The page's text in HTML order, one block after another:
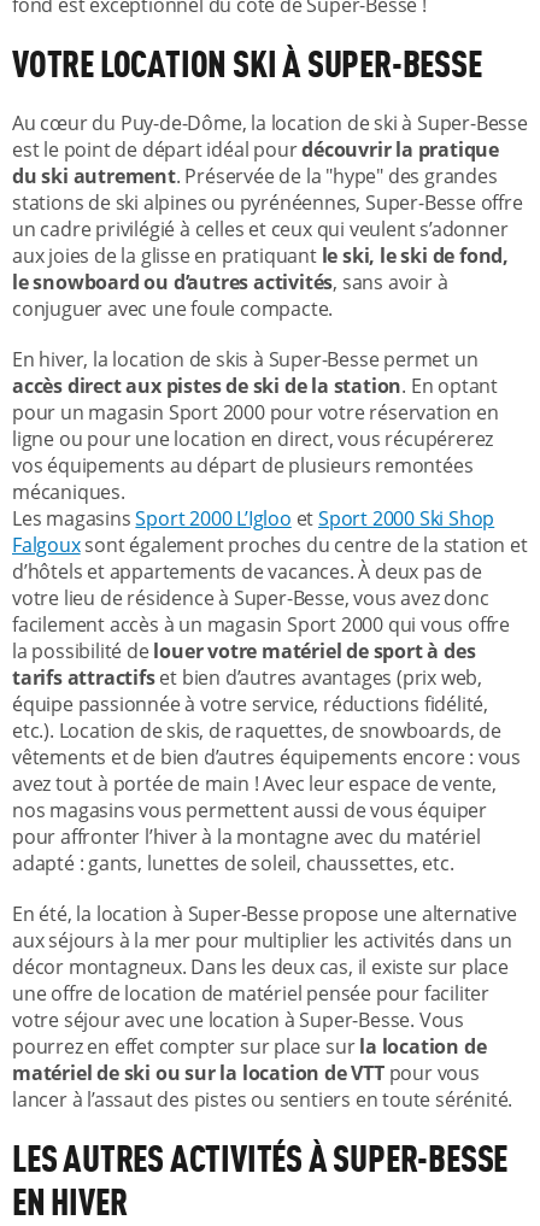
VOTRE LOCATION SKI À SUPER-BESSE
Au cœur du Puy-de-Dôme, la location de ski à Super-Besse
est le point de départ idéal pourdécouvrir la pratique
du ski autrement. Préservée de la "hype" des grandes
stations de ski alpines ou pyrénéennes, Super-Besse offre
un cadre privilégié à celles et ceux qui veulent s’adonner
aux joies de la glisse en pratiquant le ski, le ski de fond,
le snowboard ou d’autres activités, sans avoir à
conjuguer avec une foule compacte.
En hiver, la location de skis à Super-Besse permet un
accès direct aux pistes de ski de la station. En optant
pour un magasin Sport 2000 pour votre réservation en
ligne ou pour une location en direct, vous récupérerez
vos équipements au départ de plusieurs remontées
mécaniques.
Les magasinsSport 2000 L’Igloo etSport 2000 Ski Shop
Falgouxsont également proches du centre de la station et
d’hôtels et appartements de vacances. À deux pas de
votre lieu de résidence à Super-Besse, vous avez donc
facilement accès à un magasin Sport 2000 qui vous offre
la possibilité delouer votre matériel de sport à des
tarifs attractifset bien d’autres avantages (prix web,
équipe passionnée à votre service, réductions fidélité,
etc.). Location de skis, de raquettes, de snowboards, de
vêtements et de bien d’autres équipements encore : vous
avez tout à portée de main ! Avec leur espace de vente,
nos magasins vous permettent aussi de vous équiper
pour affronter l’hiver à la montagne avec du matériel
adapté : gants, lunettes de soleil, chaussettes, etc.
En été, la location à Super-Besse propose une alternative
aux séjours à la mer pour multiplier les activités dans un
décor montagneux. Dans les deux cas, il existe sur place
une offre de location de matériel pensée pour faciliter
votre séjour avec une location à Super-Besse. Vous
pourrez en effet compter sur place surla location de
matériel de ski ou sur la location de VTTpour vous
lancer à l’assaut des pistes ou sentiers en toute sérénité.
LES AUTRES ACTIVITÉS À SUPER-BESSE
EN HIVER